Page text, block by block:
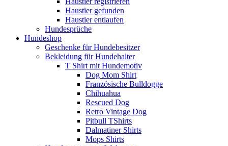
Haustier gefunden
Haustier entlaufen
Hundesprüche
Hundeshop
Geschenke für Hundebesitzer
Bekleidung für Hundehalter
T Shirt mit Hundemotiv
Dog Mom Shirt
Französische Bulldogge
Chihuahua
Rescued Dog
Retro Vintage Dog
Pitbull TShirts
Dalmatiner Shirts
Mops Shirts